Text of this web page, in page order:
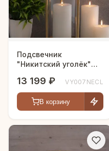
Подсвечник
"Никитский уголёк"
13 199 ₽ VY007NECL
В корзину